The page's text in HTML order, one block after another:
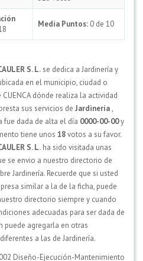
Media Puntos: 0 de 10
S. L.se dedica a Jardinería y
en el municipio, ciudad o
dónde realiza la actividad
sus servicios de Jardinería,
fue dada de alta el día 0000-00-00y
tiene unos 18votos a su favor.
S. L. ha sido visitada unas
se envio a nuestro directorio de
Jardinería. Recuerde que si usted
similar a la de la ficha, puede
directorio siempre y cuando
adecuadas para ser dada de
puede agregarla en otras
a las de Jardinería.
Diseño-Ejecución-Mantenimiento